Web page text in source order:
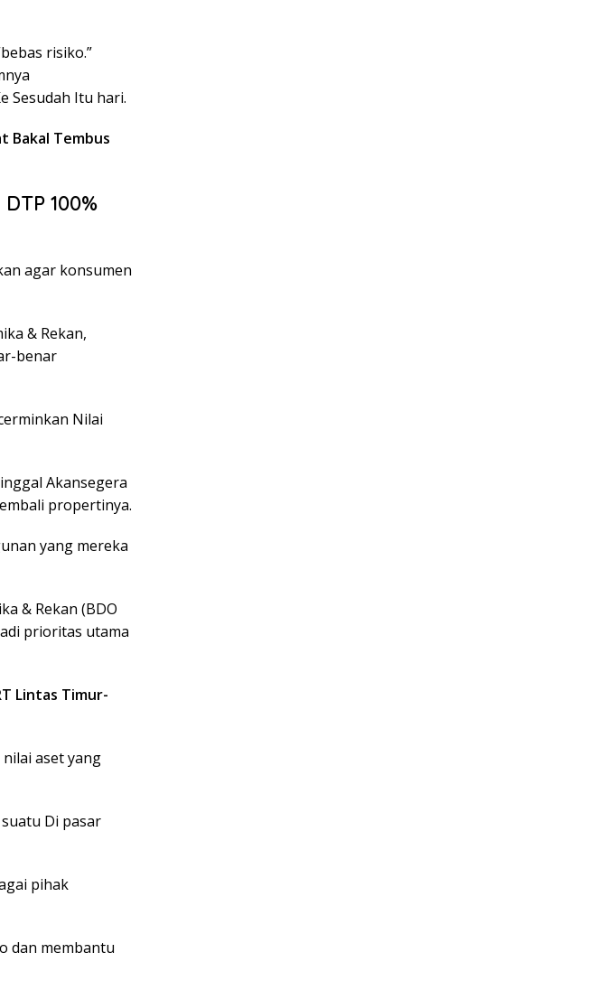
risiko.”
Sesudah Itu hari.
Bakal Tembus
100%
agar konsumen
& Rekan,
benar
Nilai
Akansegera
propertinya.
yang mereka
& Rekan (BDO
prioritas utama
Lintas Timur-
aset yang
Di pasar
pihak
dan membantu